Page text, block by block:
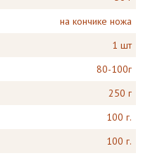
на кончике ножа
1 шт
80-100г
250 г
100 г.
100 г.